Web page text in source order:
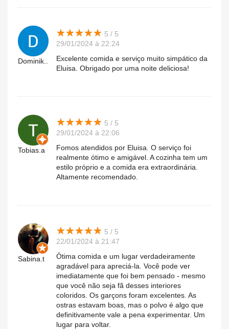
Dominik..
★★★★★
★★★★★ 5 / 5
29/01/2024 à 22:24
Excelente comida e serviço muito simpático da
Eluisa. Obrigado por uma noite deliciosa!
Tobias.a
★★★★★
★★★★★ 5 / 5
29/01/2024 à 22:06
Fomos atendidos por Eluisa. O serviço foi
realmente ótimo e amigável. A cozinha tem um
estilo próprio e a comida era extraordinária.
Altamente recomendado.
Sabina.t
★★★★★
★★★★★ 5 / 5
22/01/2024 à 21:47
Ótima comida e um lugar verdadeiramente
agradável para apreciá-la. Você pode ver
imediatamente que foi bem pensado - mesmo
que você não seja fã desses interiores
coloridos. Os garçons foram excelentes. As
ostras estavam boas, mas o polvo é algo que
definitivamente vale a pena experimentar. Um
lugar para voltar.